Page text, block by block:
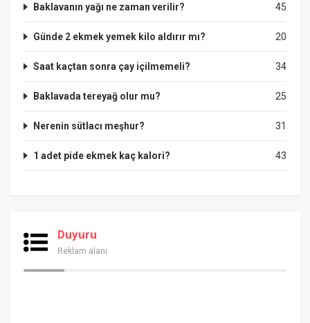
45
Baklavanın yağı ne zaman verilir?
20
Günde 2 ekmek yemek kilo aldırır mı?
34
Saat kaçtan sonra çay içilmemeli?
25
Baklavada tereyağ olur mu?
31
Nerenin sütlacı meşhur?
43
1 adet pide ekmek kaç kalori?
Duyuru
Reklam alanı